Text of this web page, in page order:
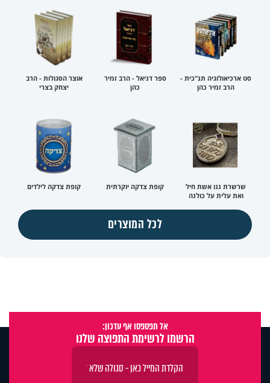
סט ארכיאולוגיה תנ"כית -
הרב זמיר כהן
ספר דניאל - הרב זמיר
כהן
אוצר הסגולות - הרב
יצחק בצרי
שרשרת ננו אשת חיל
ואת עלית על כולנה
קופת צדקה יוקרתית קופת צדקה לילדים
לכל המוצרים
אל תפספסו אף עדכון:
הרשמו לרשימת התפוצה שלנו